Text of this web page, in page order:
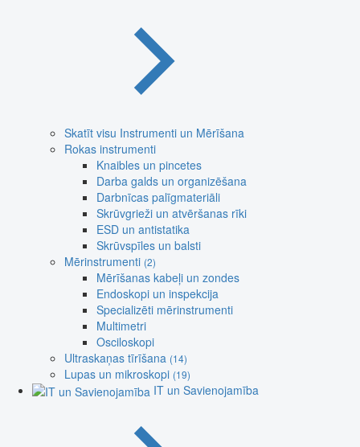
Skatīt visu Instrumenti un Mērīšana
Rokas instrumenti
Knaibles un pincetes
Darba galds un organizēšana
Darbnīcas palīgmateriāli
Skrūvgrieži un atvēršanas rīki
ESD un antistatika
Skrūvspīles un balsti
Mērinstrumenti (2)
Mērīšanas kabeļi un zondes
Endoskopi un inspekcija
Specializēti mērinstrumenti
Multimetri
Osciloskopi
Ultraskaņas tīrīšana (14)
Lupas un mikroskopi (19)
IT un Savienojamība